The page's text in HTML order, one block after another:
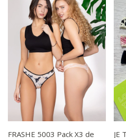
FRASHE 5003 Pack X3 de JE